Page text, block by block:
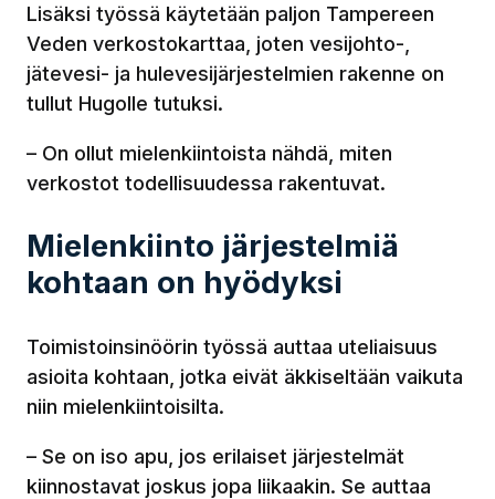
Lisäksi työssä käytetään paljon Tampereen
Veden verkostokarttaa, joten vesijohto-,
jätevesi- ja hulevesijärjestelmien rakenne on
tullut Hugolle tutuksi.
– On ollut mielenkiintoista nähdä, miten
verkostot todellisuudessa rakentuvat.
Mielenkiinto järjestelmiä
kohtaan on hyödyksi
Toimistoinsinöörin työssä auttaa uteliaisuus
asioita kohtaan, jotka eivät äkkiseltään vaikuta
niin mielenkiintoisilta.
– Se on iso apu, jos erilaiset järjestelmät
kiinnostavat joskus jopa liikaakin. Se auttaa